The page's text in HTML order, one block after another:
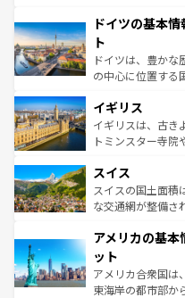
せる。地方によっ
ンテンツ一覧 を参
で、幅広い魅力が
聖堂、美しいビー
から魅了する。ま
れ、フランス料理
香り高いラベンダ
らに、パリ以外
も豊かな歴史と文
を参照してほしい
ドイツの基本
ト
ドイツは、豊かな
の中心に位置する
顔を持つこの国は
ルリンの文化的活
してライン川沿い
は、お酒好きな人には
ドイツ情報はコン
イギリス
イギリスは、古き
トミンスター寺院
リアごとに異なる
ティー、ビール好
戦など、本場だか
ンツ一覧を参照し
スイス
スイスの国土面積
な交通網が整備さ
の建物がそのまま
博物館もあり、ア
ことができる。国
者向けの交通パス
アメリカの基
ット
アメリカ合衆国は
東海岸の都市部か